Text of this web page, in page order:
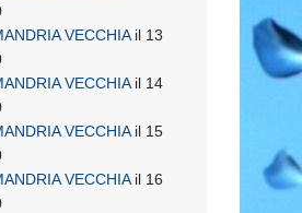
VECCHIAil 13
VECCHIAil 14
VECCHIAil 15
VECCHIAil 16